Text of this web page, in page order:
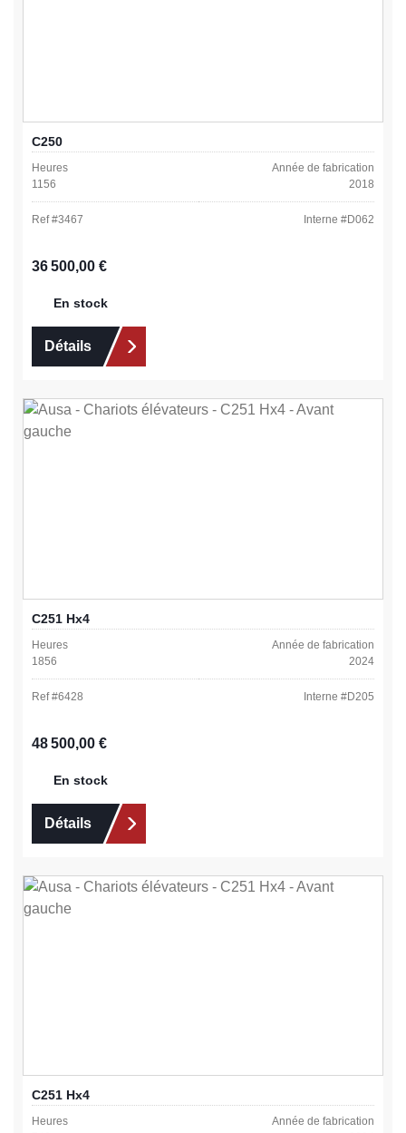
C250
Heures
1156
Année de fabrication
2018
Ref #3467 Interne #D062
Prix régulier :
36 500,00 €
En stock
Détails
C251 Hx4
Heures
1856
Année de fabrication
2024
Ref #6428 Interne #D205
Prix régulier :
48 500,00 €
En stock
Détails
C251 Hx4
Heures
Année de fabrication